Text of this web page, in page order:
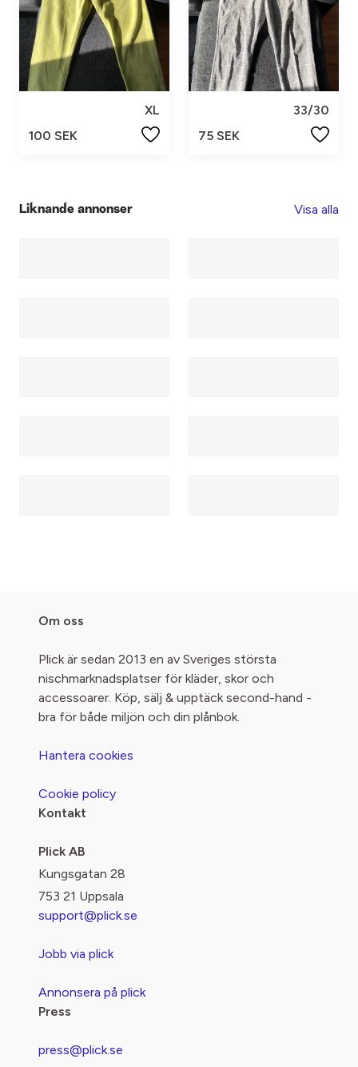
XL
100 SEK
33/30
75 SEK
Liknande annonser Visa alla
Om oss
Plick är sedan 2013 en av Sveriges största
nischmarknadsplatser för kläder, skor och
accessoarer. Köp, sälj & upptäck second-hand -
bra för både miljön och din plånbok.
Hantera cookies
Cookie policy
Kontakt
Plick AB
Kungsgatan 28
753 21 Uppsala
support@plick.se
Jobb via plick
Annonsera på plick
Press
press@plick.se